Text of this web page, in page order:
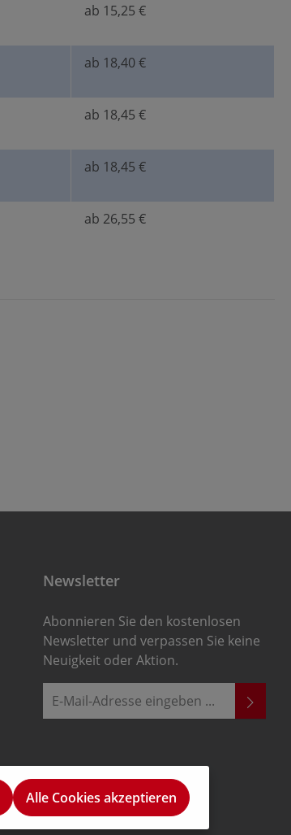
ab 15,25 €
ab 18,40 €
ab 18,45 €
ab 18,45 €
ab 26,55 €
Newsletter
Abonnieren Sie den kostenlosen
Newsletter und verpassen Sie keine
Neuigkeit oder Aktion.
E-Mail-Adresse*
Kenntnis genommen und die
AGBgelesen und bin mit ihnen
einverstanden.
Felder sind Pflichtfelder.
Alle Cookies akzeptieren